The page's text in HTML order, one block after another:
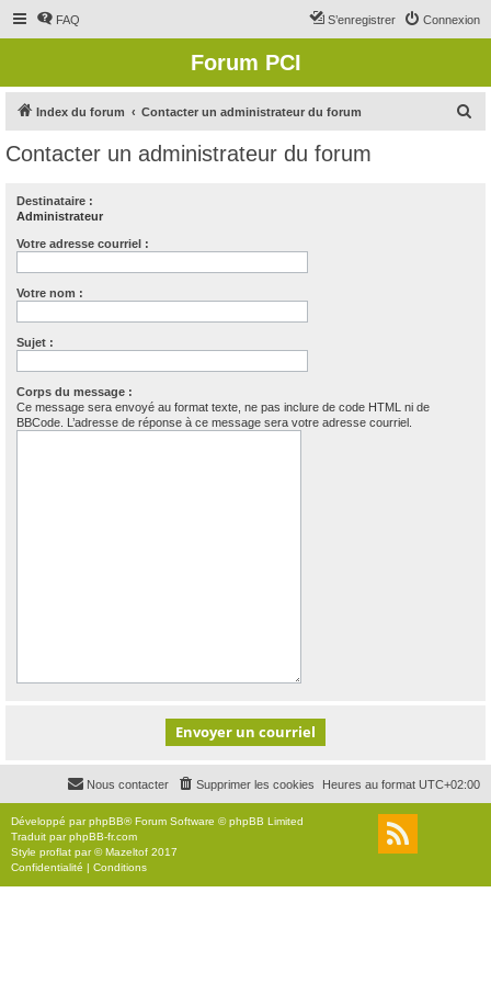
FAQ Connexion
S’enregistrer
Forum PCI
Index du forum Contacter un administrateur du forum
Contacter un administrateur du forum
Destinataire :
Administrateur
Votre adresse courriel :
Votre nom :
Sujet :
Corps du message :
Ce message sera envoyé au format texte, ne pas inclure de code HTML ni de
BBCode. L’adresse de réponse à ce message sera votre adresse courriel.
Heures au format UTC+02:00
Supprimer les cookies
Nous contacter
Développé parphpBB® Forum Software © phpBB Limited
Traduit parphpBB-fr.com
Style proflat par ©Mazeltof 2017
Confidentialité | Conditions